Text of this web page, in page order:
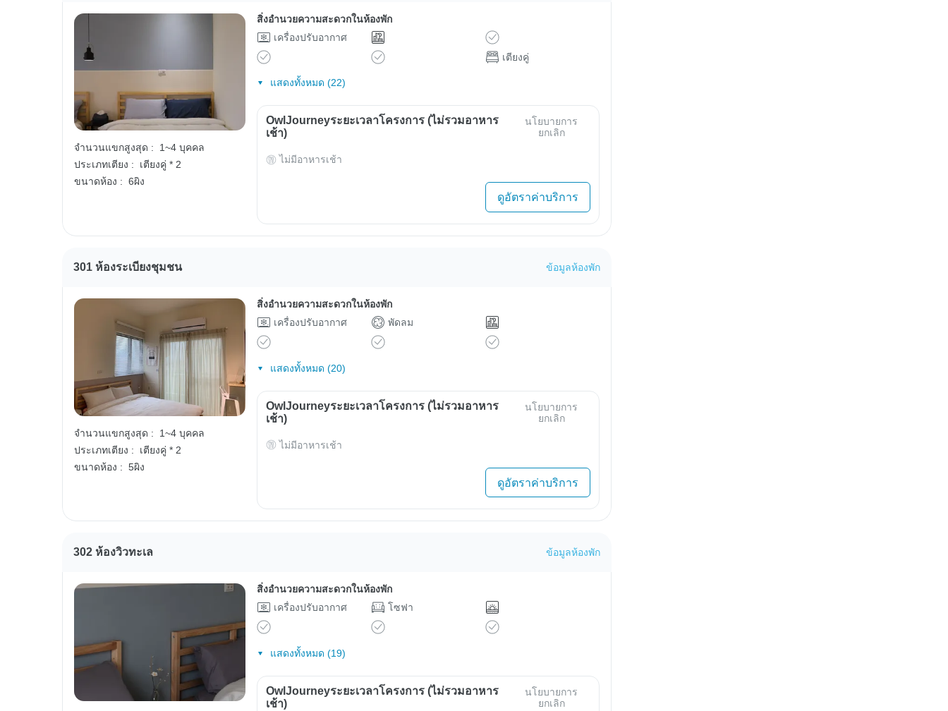
จำนวนแขกสูงสุด :
1~4 บุคคล
ประเภทเตียง :
เตียงคู่ * 2
ขนาดห้อง : 6ผิง
สิ่งอำนวยความสะดวกในห้องพัก
เครื่องปรับอากาศ
เตียงคู่
แสดงทั้งหมด (22)
OwlJourneyระยะเวลาโครงการ (ไม่รวมอาหาร
เช้า)
นโยบายการ
ยกเลิก
ไม่มีอาหารเช้า
ดูอัตราค่าบริการ
301 ห้องระเบียงชุมชน ข้อมูลห้องพัก
จำนวนแขกสูงสุด :
1~4 บุคคล
ประเภทเตียง :
เตียงคู่ * 2
ขนาดห้อง : 5ผิง
สิ่งอำนวยความสะดวกในห้องพัก
เครื่องปรับอากาศ
พัดลม
แสดงทั้งหมด (20)
OwlJourneyระยะเวลาโครงการ (ไม่รวมอาหาร
เช้า)
นโยบายการ
ยกเลิก
ไม่มีอาหารเช้า
ดูอัตราค่าบริการ
302 ห้องวิวทะเล ข้อมูลห้องพัก
สิ่งอำนวยความสะดวกในห้องพัก
เครื่องปรับอากาศ
โซฟา
แสดงทั้งหมด (19)
OwlJourneyระยะเวลาโครงการ (ไม่รวมอาหาร
เช้า)
นโยบายการ
ยกเลิก